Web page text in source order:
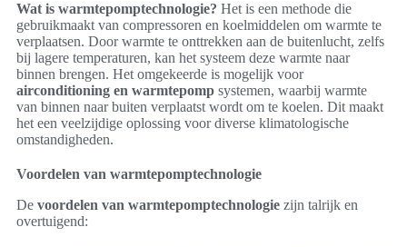
Wat is warmtepomptechnologie? Het is een methode die
gebruikmaakt van compressoren en koelmiddelen om warmte te
verplaatsen. Door warmte te onttrekken aan de buitenlucht, zelfs
bij lagere temperaturen, kan het systeem deze warmte naar
binnen brengen. Het omgekeerde is mogelijk voor
airconditioning en warmtepomp systemen, waarbij warmte
van binnen naar buiten verplaatst wordt om te koelen. Dit maakt
het een veelzijdige oplossing voor diverse klimatologische
omstandigheden.
Voordelen van warmtepomptechnologie
De voordelen van warmtepomptechnologie zijn talrijk en
overtuigend: